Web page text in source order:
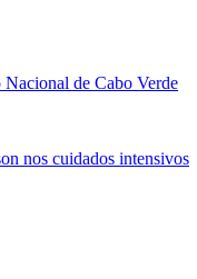
de Cabo Verde
nos cuidados intensivos